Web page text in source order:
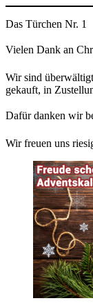
Das Türchen Nr. 1
Vielen Dank an
Wirsind
gekauft, in
Dafür danken wir
Wir freuen uns